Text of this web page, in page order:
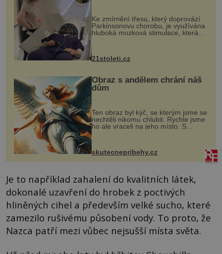
Ke zmírnění třesu, který doprovází
Parkinsonovu chorobu, je využívána
hluboká mozková stimulace, která
však vyžaduje vysoce invazivní
k dostatečně přesnému zacílení ...
21stoleti.cz
Obraz s andělem chrání náš
dům
Ten obraz byl kýč, se kterým jsme se
nechtěli nikomu chlubit. Rychle jsme
ho ale vraceli na jeho místo. S
manželem Vaškem jsme si pořídili
chaloupku, takový domek na severu
Čech, kde jsme si naplánova...
skutecnepribehy.cz
Je to například zahalení do kvalitních látek,
dokonalé uzavření do hrobek z poctivých
hliněných cihel a především velké sucho, které
zamezilo rušivému působení vody. To proto, že
Nazca patří mezi vůbec nejsušší místa světa.